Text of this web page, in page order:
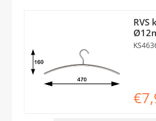
RVS